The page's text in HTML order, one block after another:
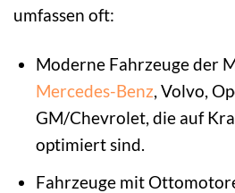
umfassen oft:
Moderne Fahrzeuge der
Mercedes-Benz, Volvo,
GM/Chevrolet, die auf
optimiert sind.
Fahrzeuge mit